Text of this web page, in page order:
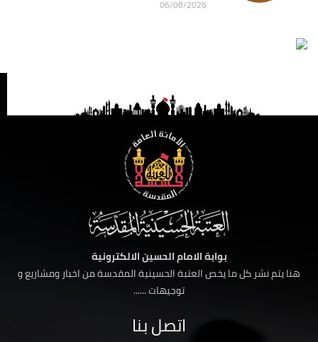
06/08/2026
بوابة الامام الحسين الالكترونية
هنا يتم نشر كل ما يخص العتبة الحسينية المقدسة من اخبار ومشاريع و
توجيهات ......
اتصل بنا